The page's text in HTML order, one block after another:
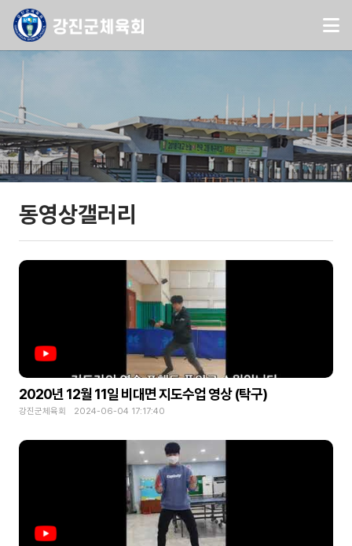
동영상갤러리
2020년 12월 11일 비대면 지도수업 영상 (탁구)
강진군체육회 2024-06-04 17:17:40